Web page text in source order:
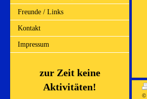
Freunde / Links
Kontakt
Impressum
zur Zeit keine
Aktivitäten!
©